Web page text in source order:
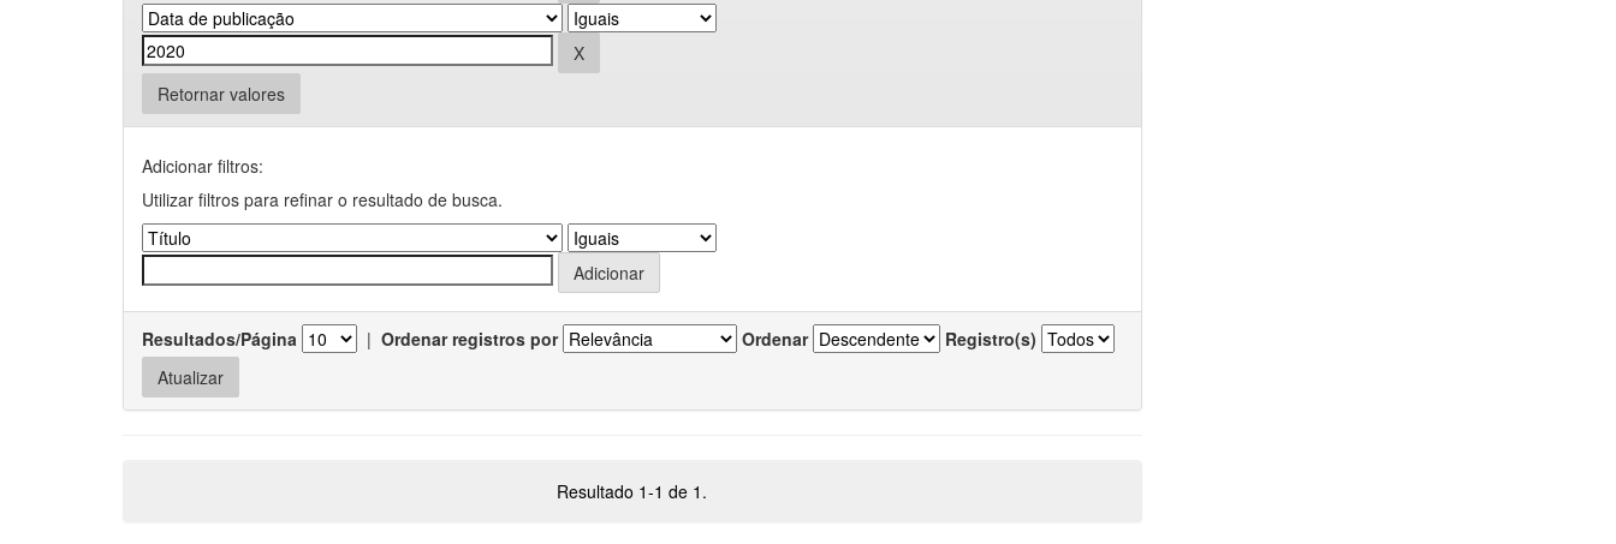
Retornar valores
Adicionar filtros:
Utilizar filtros para refinar o resultado de busca.
Resultados/Página | Ordenar registros por Ordenar Registro(s)
Resultado 1-1 de 1.